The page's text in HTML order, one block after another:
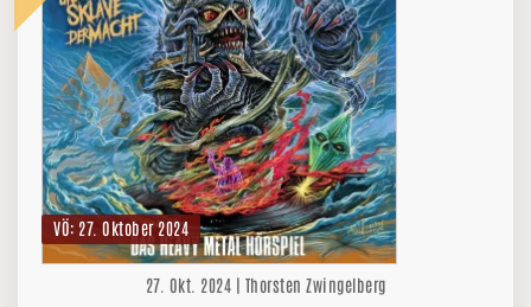
VÖ: 27. Oktober 2024
27. Okt. 2024 | Thorsten Zwingelberg